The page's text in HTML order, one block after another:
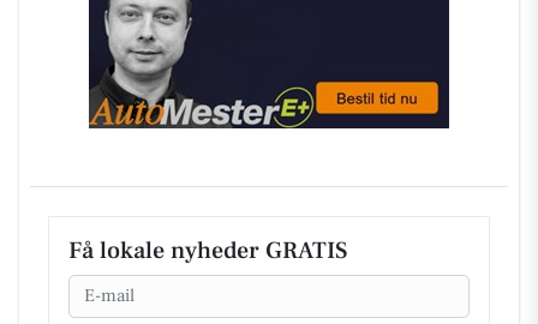
Få lokale nyheder GRATIS
Email